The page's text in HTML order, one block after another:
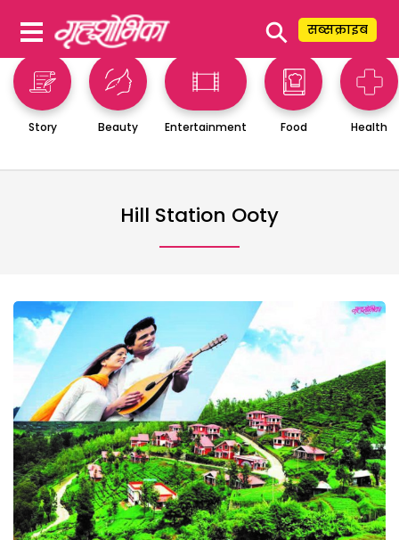
⚲ सब्सक्राइब
Story Beauty Entertainment Food Health
Hill Station Ooty